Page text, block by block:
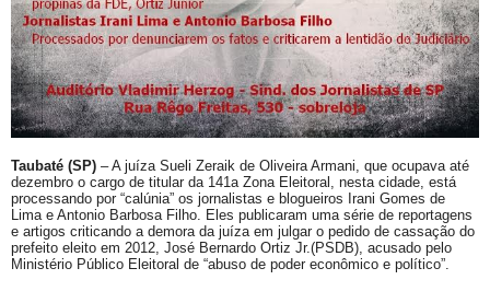
Taubaté (SP) – A juíza Sueli Zeraik de Oliveira Armani, que ocupava até
dezembro o cargo de titular da 141a Zona Eleitoral, nesta cidade, está
processando por “calúnia” os jornalistas e blogueiros Irani Gomes de
Lima e Antonio Barbosa Filho. Eles publicaram uma série de reportagens
e artigos criticando a demora da juíza em julgar o pedido de cassação do
prefeito eleito em 2012, José Bernardo Ortiz Jr.(PSDB), acusado pelo
Ministério Público Eleitoral de “abuso de poder econômico e político”.